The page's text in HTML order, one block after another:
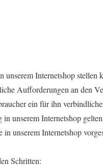
unserem Internetshop stellen
Aufforderungen an den
ein für ihn
unserem Internetshop
in unserem Internetshop
Schritten: